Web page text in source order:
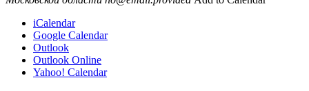
iCalendar
Google Calendar
Outlook
Outlook Online
Yahoo! Calendar